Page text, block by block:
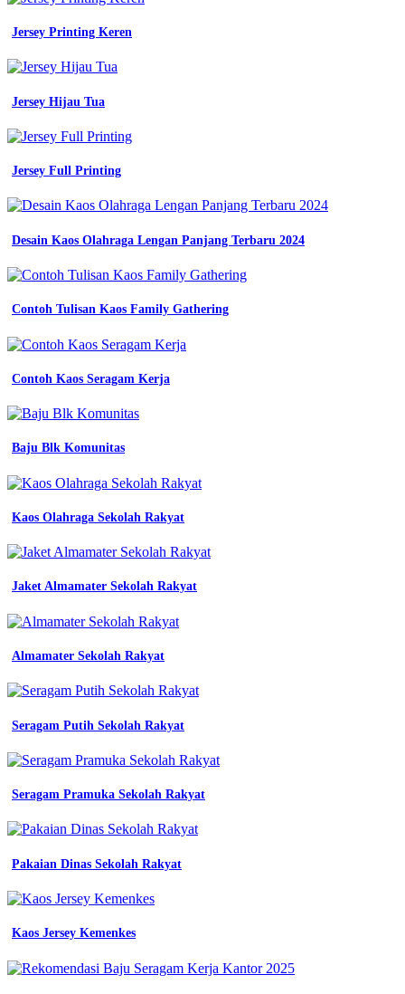
Jersey Printing Keren
Jersey Hijau Tua
Jersey Full Printing
Desain Kaos Olahraga Lengan Panjang Terbaru 2024
Contoh Tulisan Kaos Family Gathering
Contoh Kaos Seragam Kerja
Baju Blk Komunitas
Kaos Olahraga Sekolah Rakyat
Jaket Almamater Sekolah Rakyat
Almamater Sekolah Rakyat
Seragam Putih Sekolah Rakyat
Seragam Pramuka Sekolah Rakyat
Pakaian Dinas Sekolah Rakyat
Kaos Jersey Kemenkes